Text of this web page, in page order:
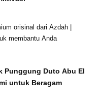
membantu Anda
Punggung Duto Abu El
untuk Beragam